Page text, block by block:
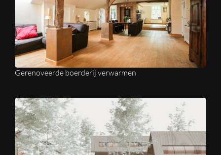
Gerenoveerde boerderij verwarmen